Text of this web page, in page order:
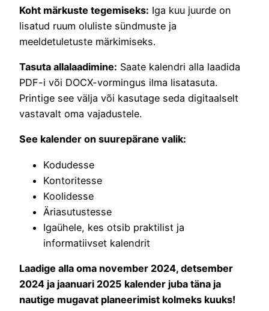
Koht märkuste tegemiseks: Iga kuu juurde on
lisatud ruum oluliste sündmuste ja
meeldetuletuste märkimiseks.
Tasuta allalaadimine: Saate kalendri alla laadida
PDF-i või DOCX-vormingus ilma lisatasuta.
Printige see välja või kasutage seda digitaalselt
vastavalt oma vajadustele.
See kalender on suurepärane valik:
Kodudesse
Kontoritesse
Koolidesse
Äriasutustesse
Igaühele, kes otsib praktilist ja
informatiivset kalendrit
Laadige alla oma november 2024, detsember
2024 ja jaanuari 2025 kalender juba täna ja
nautige mugavat planeerimist kolmeks kuuks!